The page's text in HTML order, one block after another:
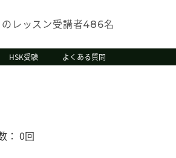
レッスン受講者486名
HSK受験 よくある質問
： 0回